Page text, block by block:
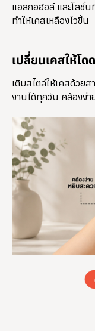
แอลกอฮอล์ และโลชั่น
ทำให้เคสเหลืองไวขึ้น
เปลี่ยนเคสให้โ
เติมสไตล์ให้เคสด้วย
งานได้ทุกวัน คล้องง่า